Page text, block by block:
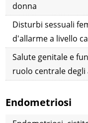
donna
Disturbi sessuali
d'allarme a livello
Salute genitale e
ruolo centrale
Endometriosi